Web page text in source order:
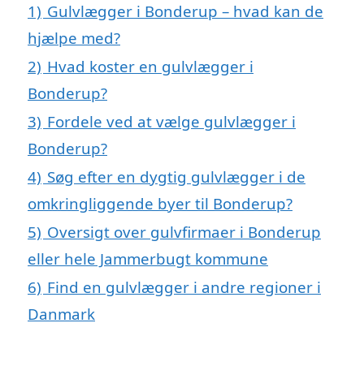
1) Gulvlægger i Bonderup – hvad kan de
hjælpe med?
2) Hvad koster en gulvlægger i
Bonderup?
3) Fordele ved at vælge gulvlægger i
Bonderup?
4) Søg efter en dygtig gulvlægger i de
omkringliggende byer til Bonderup?
5) Oversigt over gulvfirmaer i Bonderup
eller hele Jammerbugt kommune
6) Find en gulvlægger i andre regioner i
Danmark